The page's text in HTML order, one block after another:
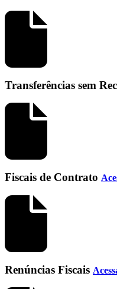
Transferências sem
Fiscais de Contrato
Renúncias Fiscais